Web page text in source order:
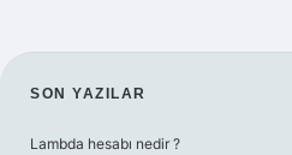
SIDEBAR
SON YAZILAR
Lambda hesabı nedir ?